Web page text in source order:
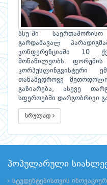
ბსუ-ში
გარდამავალ
კონფერენციაში 10
მონაწილეობს. ფორუმის
კორპუსლინგვისტური
თანამედროვე
გაზიარება, ასევე
სფეროებში დარგობრივი
სრულად
პოპულარული
სტუდენტებისთვის